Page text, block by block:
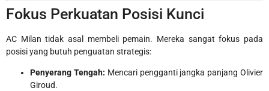
Fokus Perkuatan Posisi Kunci
AC Milan tidak asal membeli pemain. Mereka sangat fokus pada
posisi yang butuh penguatan strategis:
Penyerang Tengah: Mencari pengganti jangka panjang Olivier
Giroud.